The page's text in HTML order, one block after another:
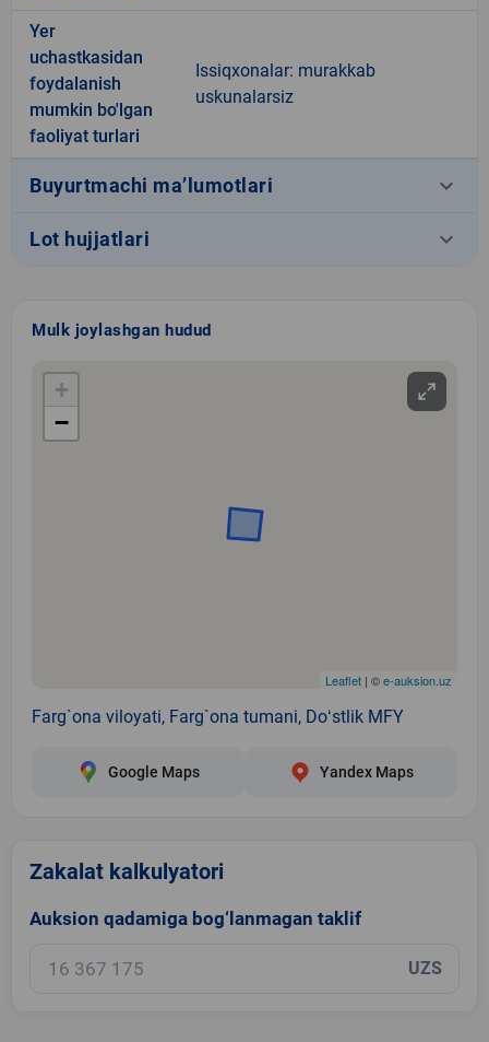
Yer
uchastkasidan
foydalanish
mumkin bo'lgan
faoliyat turlari
Issiqxonalar: murakkab
uskunalarsiz
Buyurtmachi ma’lumotlari keyboard_arrow_down
Lot hujjatlari keyboard_arrow_down
Mulk joylashgan hudud
+
−
Leaflet | ©e-auksion.uz
Farg`ona viloyati, Farg`ona tumani, Doʻstlik MFY
Google Maps Yandex Maps
Zakalat kalkulyatori
Auksion qadamiga bog‘lanmagan taklif
UZS